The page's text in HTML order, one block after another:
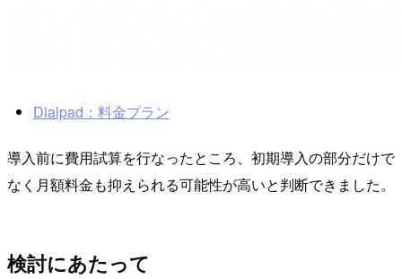
Dialpad：料金プラン
導入前に費用試算を行なったところ、初期導入の部分だけで
なく月額料金も抑えられる可能性が高いと判断できました。
検討にあたって